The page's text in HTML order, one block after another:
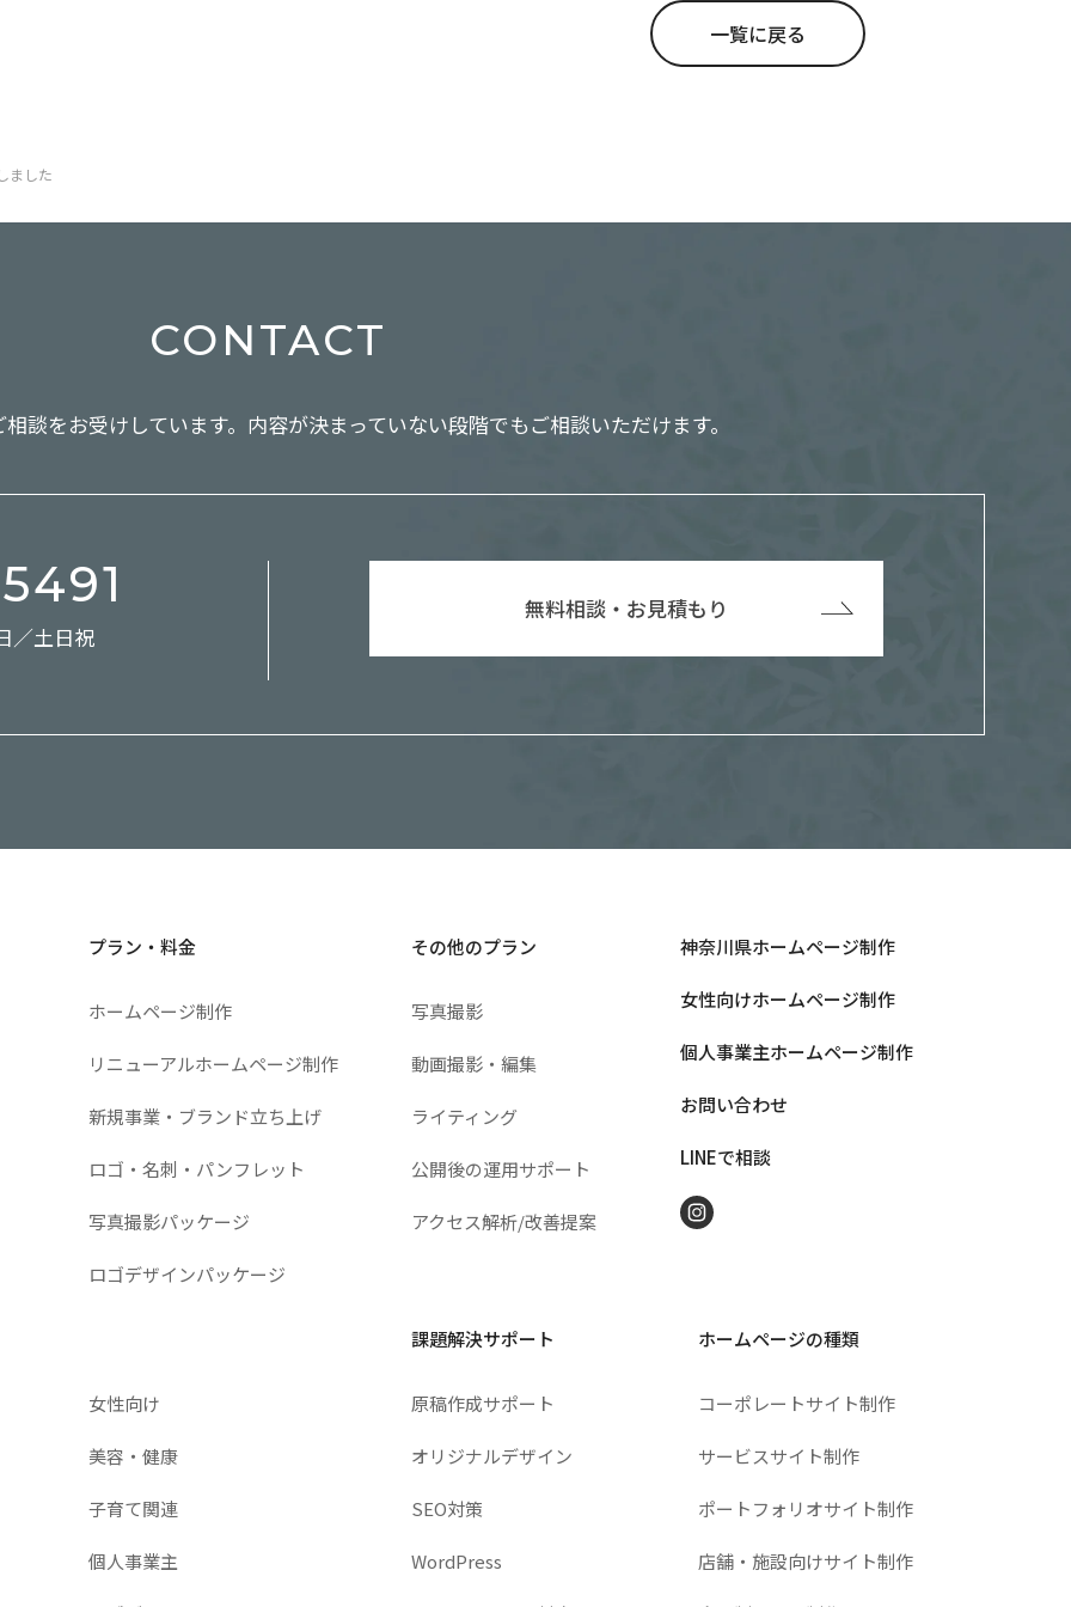
一覧に戻る
ました
CONTACT
談をお受けしています。 内容が決まっていない段階でもご相談いただけます。
無料相談・お見積もり
／土日祝
プラン・料金
ホームページ制作
リニューアルホームページ制作
新規事業・ブランド立ち上げ
ロゴ・名刺・パンフレット
写真撮影パッケージ
ロゴデザインパッケージ
その他のプラン
写真撮影
動画撮影・編集
ライティング
公開後の運用サポート
アクセス解析/改善提案
神奈川県ホームページ制作
女性向けホームページ制作
個人事業主ホームページ制作
お問い合わせ
LINEで相談
女性向け
美容・健康
子育て関連
個人事業主
課題解決サポート
原稿作成サポート
オリジナルデザイン
SEO対策
WordPress
ホームページの種類
コーポレートサイト制作
サービスサイト制作
ポートフォリオサイト制作
店舗・施設向けサイト制作